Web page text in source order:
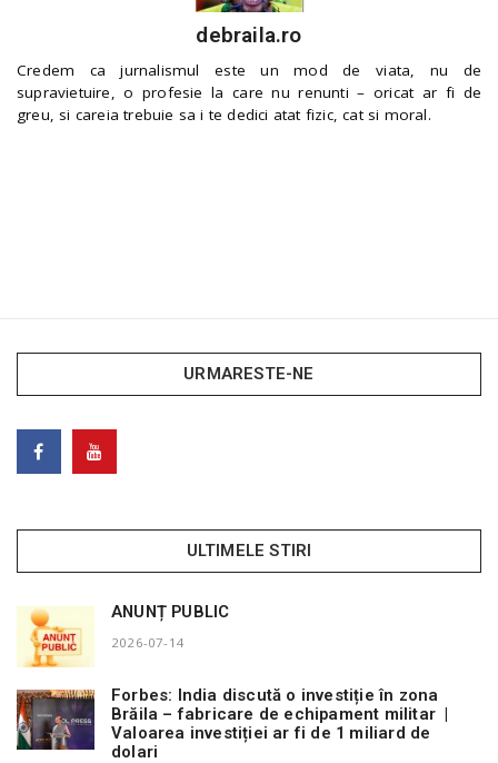
debraila.ro
Credem ca jurnalismul este un mod de viata, nu de
supravietuire, o profesie la care nu renunti – oricat ar fi de
greu, si careia trebuie sa i te dedici atat fizic, cat si moral.
URMARESTE-NE
ULTIMELE STIRI
ANUNȚ PUBLIC
2026-07-14
Forbes: India discută o investiție în zona
Brăila – fabricare de echipament militar |
Valoarea investiției ar fi de 1 miliard de
dolari